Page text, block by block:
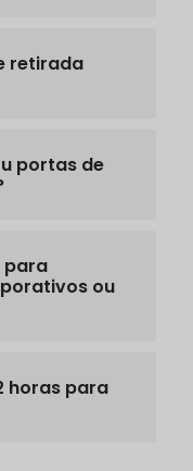
retirada
portas de
para
ou
horas para